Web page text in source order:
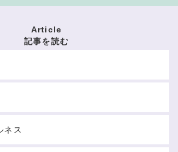
Article
記事を読む
ネス